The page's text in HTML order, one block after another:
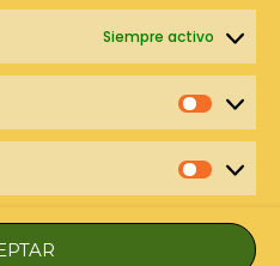
Siempre activo